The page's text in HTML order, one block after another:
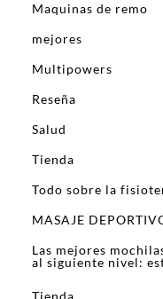
Maquinas de remo
mejores
Multipowers
Reseña
Salud
Tienda
Todo sobre la
MASAJE
Las mejores
al siguiente nivel: